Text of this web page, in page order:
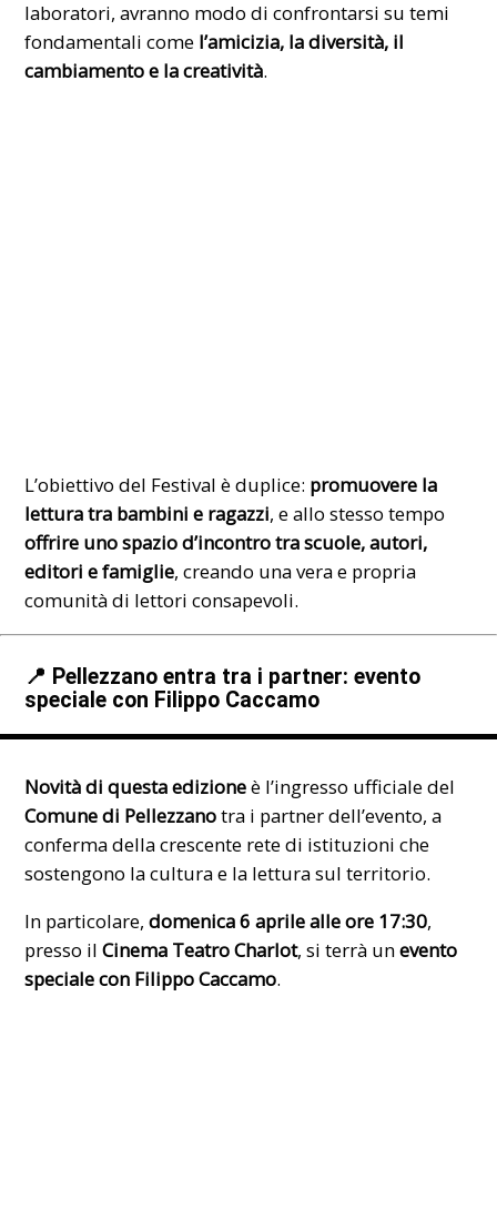
laboratori, avranno modo di confrontarsi su temi
fondamentali come l’amicizia, la diversità, il
cambiamento e la creatività.
L’obiettivo del Festival è duplice: promuovere la
lettura tra bambini e ragazzi, e allo stesso tempo
offrire uno spazio d’incontro tra scuole, autori,
editori e famiglie, creando una vera e propria
comunità di lettori consapevoli.
📍 Pellezzano entra tra i partner: evento
speciale con Filippo Caccamo
Novità di questa edizioneè l’ingresso ufficiale del
Comune di Pellezzanotra i partner dell’evento, a
conferma della crescente rete di istituzioni che
sostengono la cultura e la lettura sul territorio.
In particolare,domenica 6 aprile alle ore 17:30,
presso ilCinema Teatro Charlot, si terrà unevento
speciale con Filippo Caccamo.